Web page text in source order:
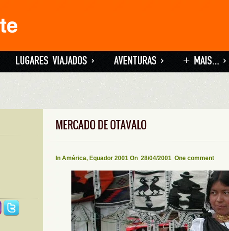
LUGARES VIAJADOS » AVENTURAS » + MAIS… »
MERCADO DE OTAVALO
In América, Equador 2001 On 28/04/2001 One comment